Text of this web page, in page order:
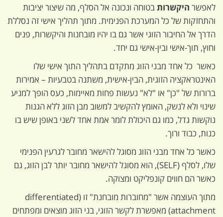
לאפשר היקשרות בטוחה ונכונה אל הסלף, מה שיצור יציבות
והתחזקות של כל המערכת הפנימית. מתוך תהליך אישי זה נסללת
הדרך אל החיבור הזוגי אשר גם בו יהיו מובחנות והיקשרות, פנים
וחוץ, תוך-אישי ובין-אישי גם יחד.
כאשר כל אחד מבני הזוג מתקדם בתהליך התוך אישי שלו
האינטראקציה הזוגית, הבין-אישית, משתנה בטבעיות – אמירות
ברורות של "כן" או "לא" נעשות פחות מאיימות, כעס הופך למניע
שינוי ולא לנשק, האומץ להקשיב למשוב מבן הזוג ללא הגנות
נוקשות גדל, כמו גם היכולת לומר אמת אחד לשני באופן שיש בו
כנות, כבוד ורוך.
כאשר כל אחד מבני הזוג מסוגל להישאר מחובר לגרעין הפנימי
שלו, לסלף (SELF), הוא מסוגל להישאר מחובר יותר לבן הזוג, גם
כאשר הם חווים קונפליקט ומצוקה.
מתוך העוצמה אשר "מחוברות מובחנת" זו (differentiated
attachment) מאפשרת לקשר הזוגי, בני הזוג מוצאים ומפתחים